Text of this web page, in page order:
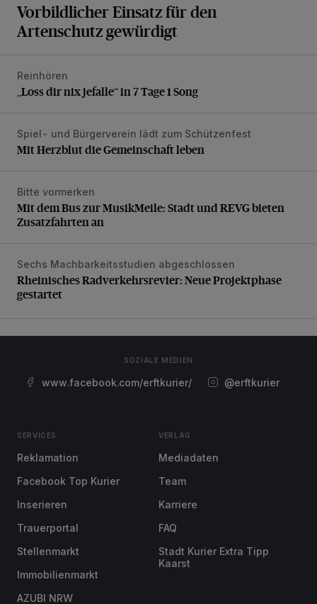
Vorbildlicher Einsatz für den
Artenschutz gewürdigt
„Loss dir nix jefalle“ in 7 Tage 1 Song
Reinhören
„Loss dir nix jefalle“ in 7 Tage 1 Song
Mit Herzblut die Gemeinschaft leben
Spiel- und Bürgerverein lädt zum Schützenfest
Mit Herzblut die Gemeinschaft leben
Mit dem Bus zur MusikMeile: Stadt und REVG bieten
Bitte vormerken
Mit dem Bus zur MusikMeile: Stadt und REVG bieten
Zusatzfahrten an
Rheinisches Radverkehrsrevier: Neue Projektphase
Sechs Machbarkeitsstudien abgeschlossen
Rheinisches Radverkehrsrevier: Neue Projektphase
gestartet
SOZIALE MEDIEN
www.facebook.com/erftkurier/ @erftkurier
SERVICES
Reklamation
Facebook Top Kurier
Inserieren
Trauerportal
Stellenmarkt
Immobilienmarkt
AZUBI NRW
VERLAG
Mediadaten
Team
Karriere
FAQ
Stadt Kurier Extra Tipp
Kaarst